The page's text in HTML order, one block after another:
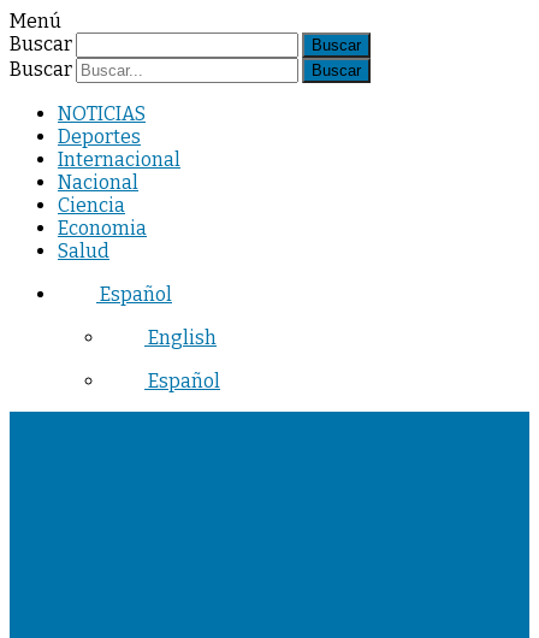
Menú
Buscar
Buscar
NOTICIAS
Deportes
Internacional
Nacional
Ciencia
Economia
Salud
Español
English
Español